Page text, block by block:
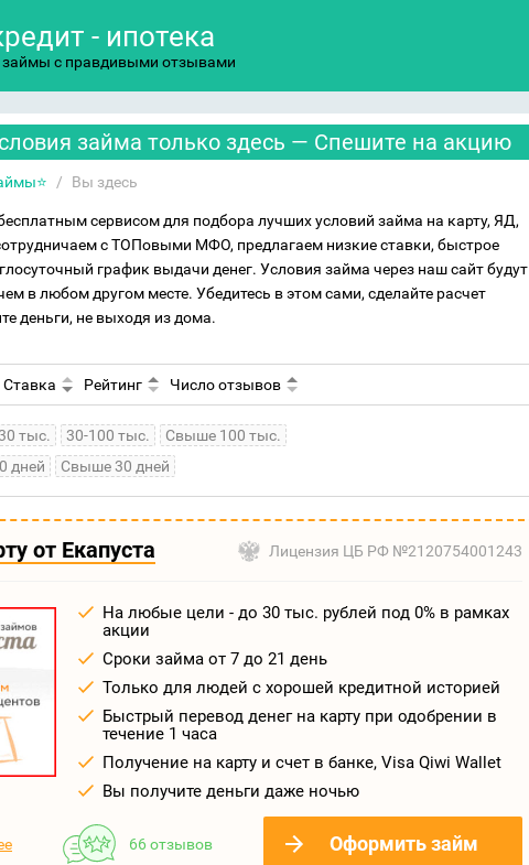
- ипотека
с правдивыми отзывами
займа только здесь — Спешите на акцию
/ Вы здесь
сервисом для подбора лучших условий займа на карту, ЯД,
с ТОПовыми МФО, предлагаем низкие ставки, быстрое
график выдачи денег. Условия займа через наш сайт будут
в любом другом месте. Убедитесь в этом сами, сделайте расчет
деньги, не выходя из дома.
Ставка Рейтинг Число отзывов
тыс. 30-100 тыс.
Свыше 100 тыс.
дней Свыше 30 дней
от Екапуста Лицензия ЦБ РФ №2120754001243
На любые цели - до 30 тыс. рублей под 0% в рамках
акции
Сроки займа от 7 до 21 день
Только для людей с хорошей кредитной историей
Быстрый перевод денег на карту при одобрении в
течение 1 часа
Получение на карту и счет в банке, Visa Qiwi Wallet
Вы получите деньги даже ночью
66 отзывов Оформить займ